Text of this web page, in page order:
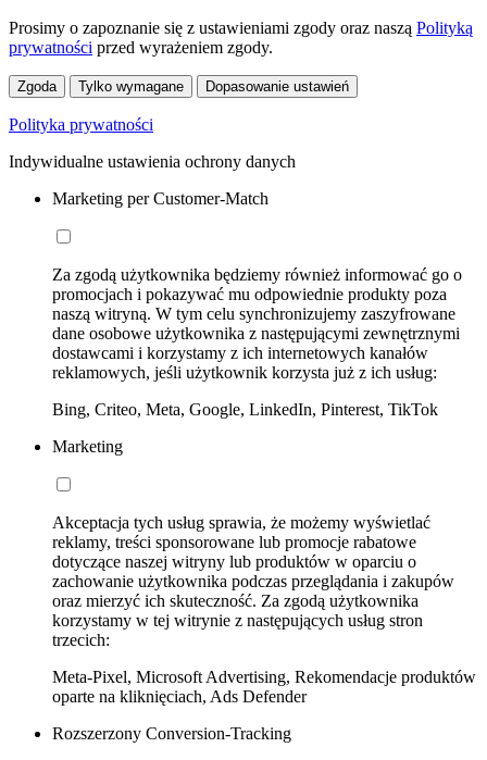
Prosimy o zapoznanie się z ustawieniami zgody oraz naszą Polityką
prywatności przed wyrażeniem zgody.
Zgoda Tylko wymagane Dopasowanie ustawień
Polityka prywatności
Indywidualne ustawienia ochrony danych
Marketing per Customer-Match
Za zgodą użytkownika będziemy również informować go o
promocjach i pokazywać mu odpowiednie produkty poza
naszą witryną. W tym celu synchronizujemy zaszyfrowane
dane osobowe użytkownika z następującymi zewnętrznymi
dostawcami i korzystamy z ich internetowych kanałów
reklamowych, jeśli użytkownik korzysta już z ich usług:
Bing, Criteo, Meta, Google, LinkedIn, Pinterest, TikTok
Marketing
Akceptacja tych usług sprawia, że możemy wyświetlać
reklamy, treści sponsorowane lub promocje rabatowe
dotyczące naszej witryny lub produktów w oparciu o
zachowanie użytkownika podczas przeglądania i zakupów
oraz mierzyć ich skuteczność. Za zgodą użytkownika
korzystamy w tej witrynie z następujących usług stron
trzecich:
Meta-Pixel, Microsoft Advertising, Rekomendacje produktów
oparte na kliknięciach, Ads Defender
Rozszerzony Conversion-Tracking